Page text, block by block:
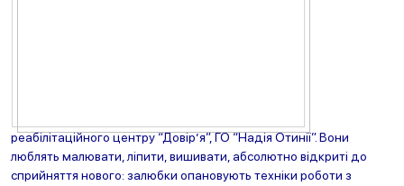
реабілітаційного центру “Довір’я”, ГО “Надія Отинії”. Вони
люблять малювати, ліпити, вишивати, абсолютно відкриті до
сприйняття нового: залюбки опановують техніки роботи з